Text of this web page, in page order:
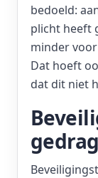
bedoeld:
plicht heeft
minder
Dat hoeft
dat dit niet